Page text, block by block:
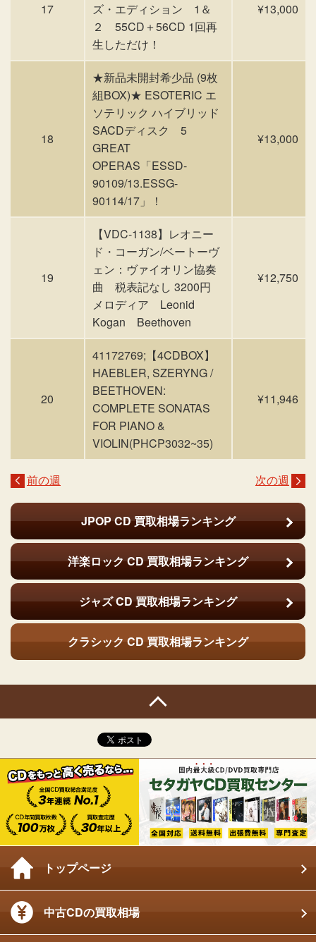
17
ズ・エディション 1＆
２ 55CD＋56CD 1回再
生しただけ！
¥13,000
18
★新品未開封希少品 (9枚
組BOX)★ ESOTERIC エ
ソテリック ハイブリッド
SACDディスク 5
GREAT
OPERAS「ESSD-
90109/13.ESSG-
90114/17」！
¥13,000
19
【VDC-1138】レオニー
ド・コーガン/ベートーヴ
ェン：ヴァイオリン協奏
曲 税表記なし 3200円
メロディア Leonid
Kogan Beethoven
¥12,750
20
41172769;【4CDBOX】
HAEBLER, SZERYNG /
BEETHOVEN:
COMPLETE SONATAS
FOR PIANO &
VIOLIN(PHCP3032~35)
¥11,946
前の週 次の週
JPOP CD買取相場ランキング
洋楽ロック CD買取相場ランキング
ジャズ CD買取相場ランキング
クラシック CD 買取相場ランキング
トップページ
中古CDの買取相場